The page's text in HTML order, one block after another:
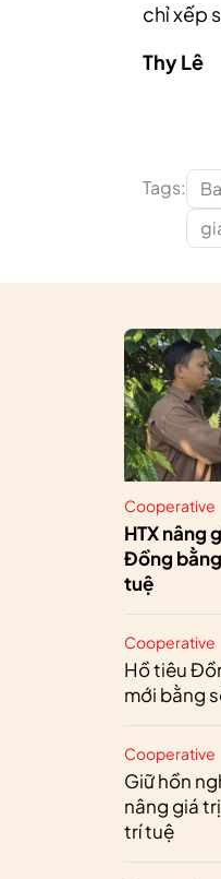
chỉ xếp
Thy Lê
Tags:
Cooperative
HTX nâng
Đồng
tuệ
Cooperative
Hồ tiêu
mới bằng
Cooperative
Giữ hồn
nâng giá
trí tuệ